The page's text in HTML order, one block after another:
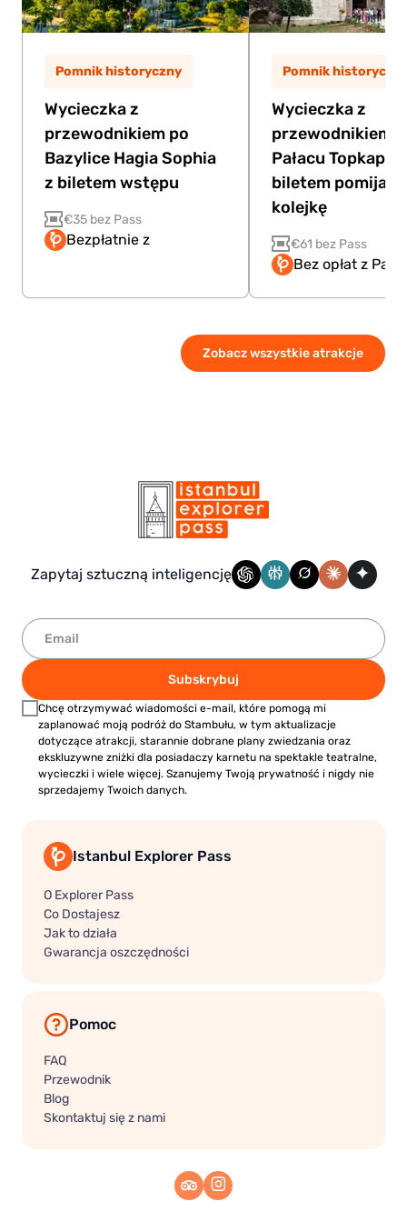
Zobacz wszystkie atrakcje
Pomnik historyczny
Wycieczka z
przewodnikiem po
Bazylice Hagia Sophia
z biletem wstępu
€35 bez Pass
Bezpłatnie z
Pomnik
Wycieczka z
przewodnikiem
Pałacu Topkapi z
biletem
kolejkę
€61 bez Pass
Bez opłat z Pass
Zapytaj sztuczną inteligencję
Subskrybuj
Chcę otrzymywać wiadomości e-mail, które pomogą mi
zaplanować moją podróż do Stambułu, w tym aktualizacje
dotyczące atrakcji, starannie dobrane plany zwiedzania oraz
ekskluzywne zniżki dla posiadaczy karnetu na spektakle teatralne,
wycieczki i wiele więcej. Szanujemy Twoją prywatność i nigdy nie
sprzedajemy Twoich danych.
Istanbul Explorer Pass
O Explorer Pass
Co Dostajesz
Jak to działa
Gwarancja oszczędności
Pomoc
FAQ
Przewodnik
Blog
Skontaktuj się z nami